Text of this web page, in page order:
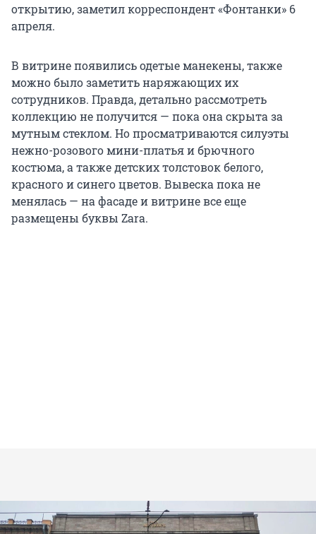
открытию, заметил корреспондент «Фонтанки» 6
апреля.
В витрине появились одетые манекены, также
можно было заметить наряжающих их
сотрудников. Правда, детально рассмотреть
коллекцию не получится — пока она скрыта за
мутным стеклом. Но просматриваются силуэты
нежно-розового мини-платья и брючного
костюма, а также детских толстовок белого,
красного и синего цветов. Вывеска пока не
менялась — на фасаде и витрине все еще
размещены буквы Zara.